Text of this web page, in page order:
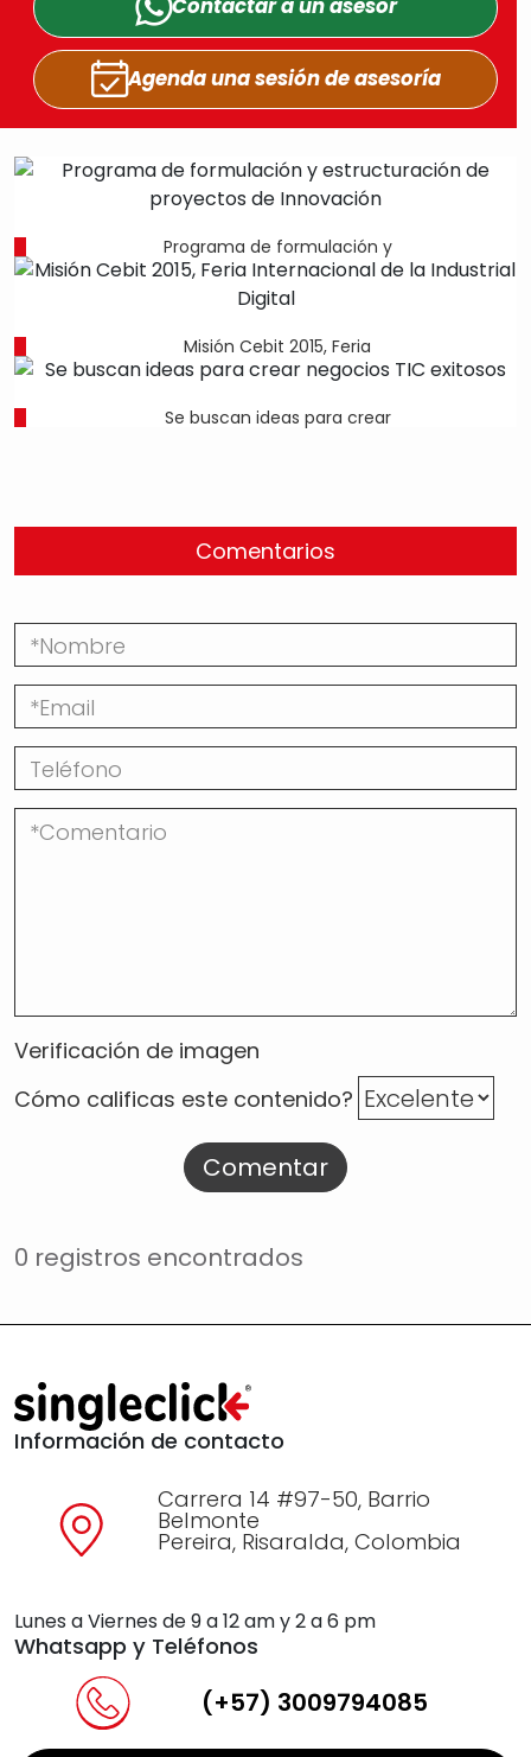
Contactar a unasesor
Agenda una sesiónde asesoría
Programa de formulación y
Misión Cebit 2015, Feria
Se buscan ideas para crear
Comentarios
Verificación de imagen
Cómo calificas este contenido?
Comentar
0 registros encontrados
Información de contacto
Carrera 14 #97-50, Barrio
Belmonte
Pereira, Risaralda, Colombia
Lunes a Viernes de 9 a 12 am y 2 a 6 pm
Whatsapp y Teléfonos
(+57) 3009794085